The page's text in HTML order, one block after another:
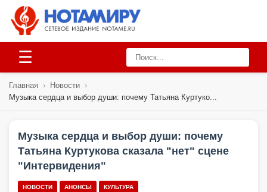
☰
Главная › Новости ›
Музыка сердца и выбор души: почему Татьяна Куртуко...
Музыка сердца и выбор души: почему
Татьяна Куртукова сказала "нет" сцене
"Интервидения"
НОВОСТИ АНОНСЫ КУЛЬТУРА